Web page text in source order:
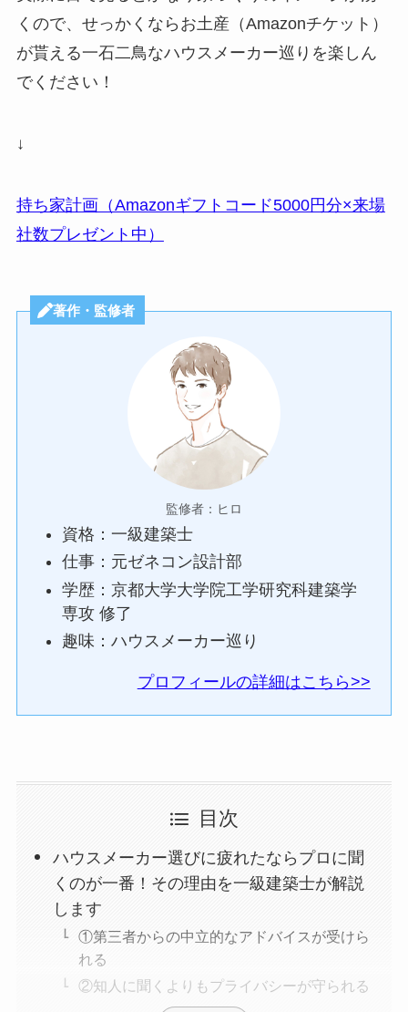
くので、せっかくならお土産（Amazonチケット）
が貰える一石二鳥なハウスメーカー巡りを楽しん
でください！
↓
持ち家計画（Amazonギフトコード5000円分×来場
社数プレゼント中）
著作・監修者
監修者：ヒロ
資格：一級建築士
仕事：元ゼネコン設計部
学歴：京都大学大学院工学研究科建築学
専攻 修了
趣味：ハウスメーカー巡り
プロフィールの詳細はこちら>>
目次
ハウスメーカー選びに疲れたならプロに聞
くのが一番！その理由を一級建築士が解説
します
①第三者からの中立的なアドバイスが受けら
れる
②知人に聞くよりもプライバシーが守られる